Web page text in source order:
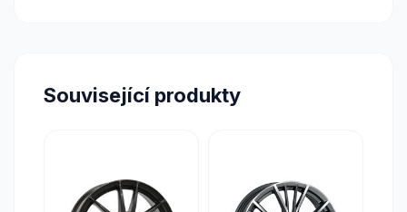
Související produkty